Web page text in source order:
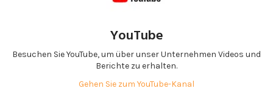
YouTube
Besuchen Sie YouTube, um über unser Unternehmen Videos und
Berichte zu erhalten.
Gehen Sie zum YouTube-Kanal